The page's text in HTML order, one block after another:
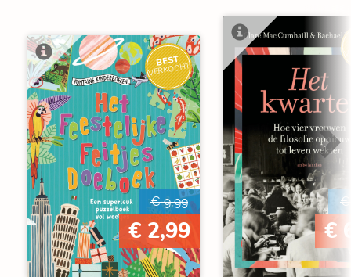
BEST
VERKOCHT
€ 9,99
€ 2,99
€
€